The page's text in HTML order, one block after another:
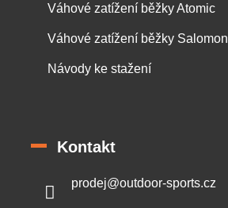
Váhové zatížení běžky Atomic
Váhové zatížení běžky Salomon
Návody ke stažení
Kontakt
prodej@outdoor-sports.cz